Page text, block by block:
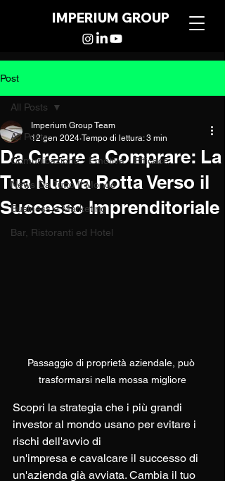
IMPERIUM GROUP
Post
All Posts
Comunicazione - Emotiva - Efficace
News Da Tutto Il Mondo
Business e Marketing
Bar, Ristoranti ed Hotel
All Posts
Da Creare a Comprare: La
Tua Nuova Rotta Verso il
Successo Imprenditoriale
Imperium Group Team
12 gen 2024 Tempo di lettura: 3 min
Passaggio di proprietà aziendale, può
trasformarsi nella mossa migliore
Scopri la strategia che i più grandi
investor al mondo usano per evitare i
rischi dell'avvio di
un'impresa e cavalcare il successo di
un'azienda già avviata. Cambia il tuo